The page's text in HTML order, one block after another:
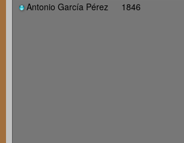
Antonio García Pérez
1846